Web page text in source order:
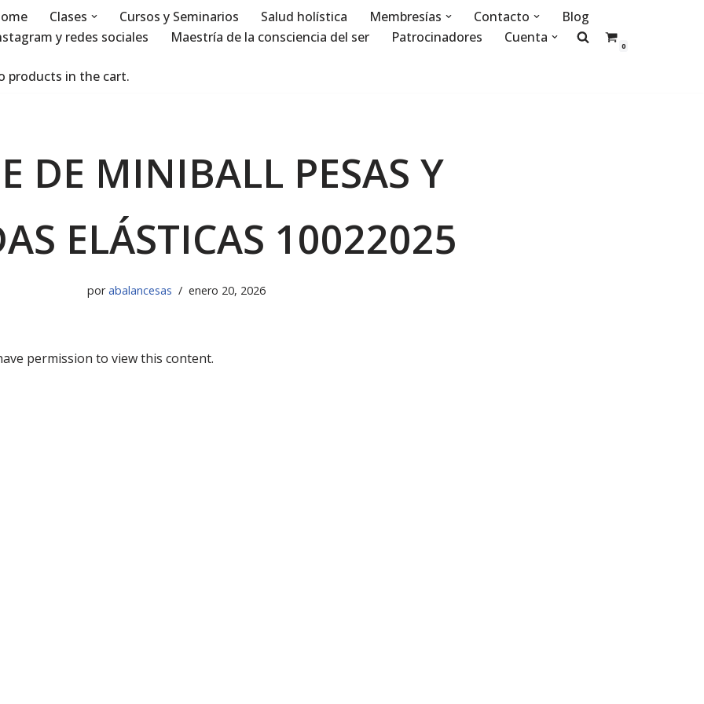
Clases Cursos y Seminarios Salud holística Membresías Contacto
Blog
y redes sociales
Maestría de la consciencia del ser Patrocinadores Cuenta
0
products in the cart.
DE MINIBALL PESAS Y
ELÁSTICAS 10022025
porabalancesas enero 20, 2026
permission to view this content.